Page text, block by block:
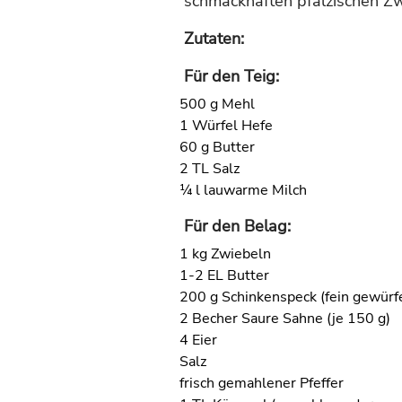
Zutaten:
Für den Teig:
500 g Mehl
1 Würfel Hefe
60 g Butter
2 TL Salz
¼ l lauwarme Milch
Für den Belag:
1 kg Zwiebeln
1-2 EL Butter
200 g Schinkenspeck (fein
2 Becher Saure Sahne (je 150 g)
4 Eier
Salz
frisch gemahlener Pfeffer